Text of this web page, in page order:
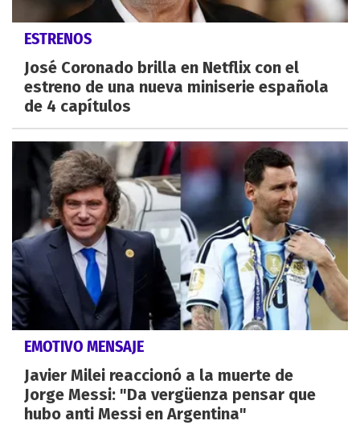
ESTRENOS
José Coronado brilla en Netflix con el
estreno de una nueva miniserie española
de 4 capítulos
EMOTIVO MENSAJE
Javier Milei reaccionó a la muerte de
Jorge Messi: "Da vergüenza pensar que
hubo anti Messi en Argentina"